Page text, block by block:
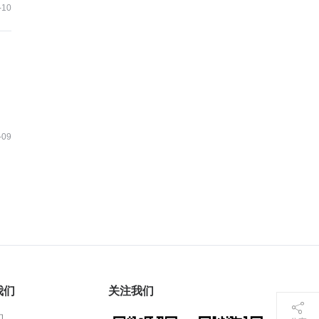
们 关注我们